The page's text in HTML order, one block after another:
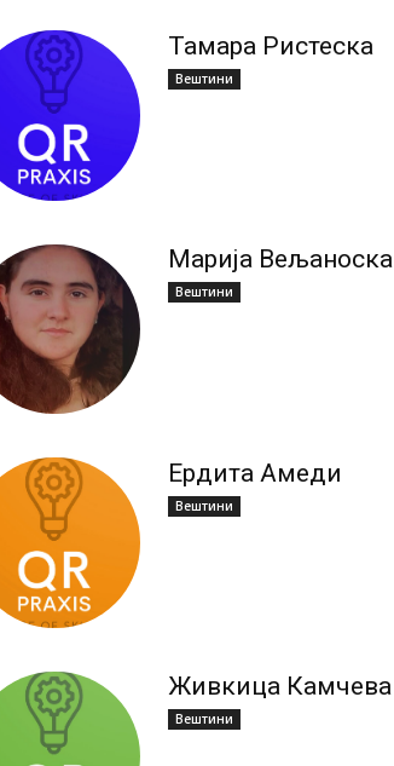
Тамара Ристеска
Вештини
Марија Вељаноска
Вештини
Ердита Амеди
Вештини
Живкица Камчева
Вештини